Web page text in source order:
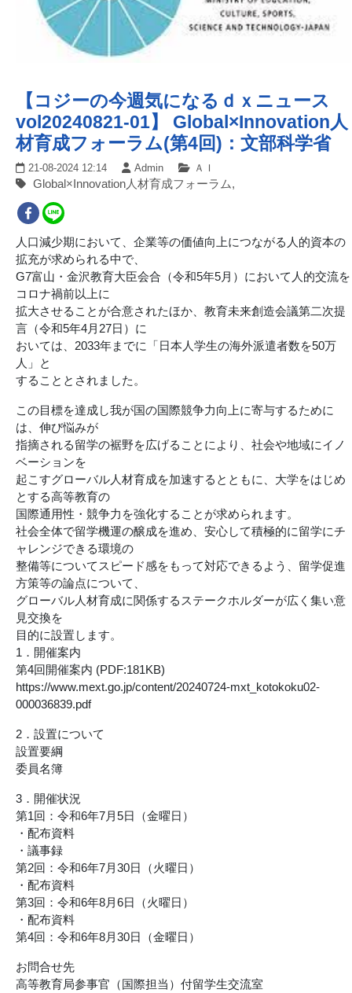
【コジーの今週気になるｄｘニュース
vol20240821-01】 Global×Innovation人
材育成フォーラム(第4回)：文部科学省
21-08-2024 12:14 Admin ＡＩ
Global×Innovation人材育成フォーラム,
人口減少期において、企業等の価値向上につながる人的資本の
拡充が求められる中で、
G7富山・金沢教育大臣会合（令和5年5月）において人的交流を
コロナ禍前以上に
拡大させることが合意されたほか、教育未来創造会議第二次提
言（令和5年4月27日）に
おいては、2033年までに「日本人学生の海外派遣者数を50万
人」と
することとされました。
この目標を達成し我が国の国際競争力向上に寄与するために
は、伸び悩みが
指摘される留学の裾野を広げることにより、社会や地域にイノ
ベーションを
起こすグローバル人材育成を加速するとともに、大学をはじめ
とする高等教育の
国際通用性・競争力を強化することが求められます。
社会全体で留学機運の醸成を進め、安心して積極的に留学にチ
ャレンジできる環境の
整備等についてスピード感をもって対応できるよう、留学促進
方策等の論点について、
グローバル人材育成に関係するステークホルダーが広く集い意
見交換を
目的に設置します。
1．開催案内
第4回開催案内 (PDF:181KB)
https://www.mext.go.jp/content/20240724-mxt_kotokoku02-
000036839.pdf
2．設置について
設置要綱
委員名簿
3．開催状況
第1回：令和6年7月5日（金曜日）
・配布資料
・議事録
第2回：令和6年7月30日（火曜日）
・配布資料
第3回：令和6年8月6日（火曜日）
・配布資料
第4回：令和6年8月30日（金曜日）
お問合せ先
高等教育局参事官（国際担当）付留学生交流室